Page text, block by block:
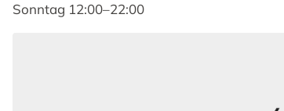
Sonntag 12:00–22:00